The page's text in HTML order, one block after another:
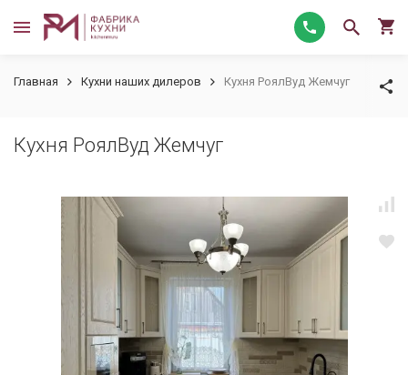
Главная Кухни наших дилеров Кухня РоялВуд Жемчуг
Кухня РоялВуд Жемчуг